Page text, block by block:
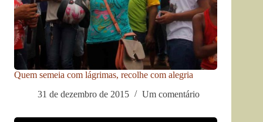
Quem semeia com lágrimas, recolhe com alegria
31 de dezembro de 2015
Um comentário